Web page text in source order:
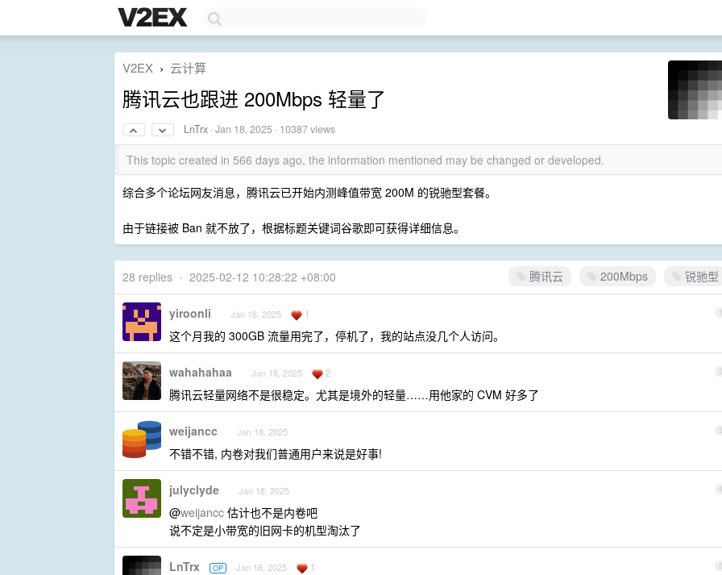
V2EX › 云计算
腾讯云也跟进 200Mbps 轻量了
LnTrx ·Jan 18, 2025 · 10387 views
This topic created in 566 days ago, the information mentioned may be changed or developed.
综合多个论坛网友消息，腾讯云已开始内测峰值带宽 200M 的锐驰型套餐。
由于链接被 Ban 就不放了，根据标题关键词谷歌即可获得详细信息。
腾讯云 200Mbps 锐驰型
28 replies • 2025-02-12 10:28:22 +08:00
1
yiroonli Jan 18, 2025 1
这个月我的 300GB 流量用完了，停机了，我的站点没几个人访问。
2
wahahahaa Jan 18, 2025 2
腾讯云轻量网络不是很稳定。尤其是境外的轻量……用他家的 CVM 好多了
3
weijancc Jan 18, 2025
不错不错, 内卷对我们普通用户来说是好事!
4
julyclyde Jan 18, 2025
@weijancc 估计也不是内卷吧
说不定是小带宽的旧网卡的机型淘汰了
5
LnTrx OP Jan 18, 2025 1